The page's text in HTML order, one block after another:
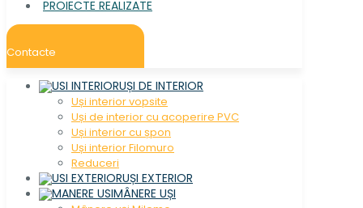
PROIECTE REALIZATE
Contacte
UȘI DE INTERIOR
Uși interior vopsite
Uși de interior cu acoperire PVC
Uși interior cu șpon
Uși interior Filomuro
Reduceri
UȘI EXTERIOR
MÂNERE UȘI